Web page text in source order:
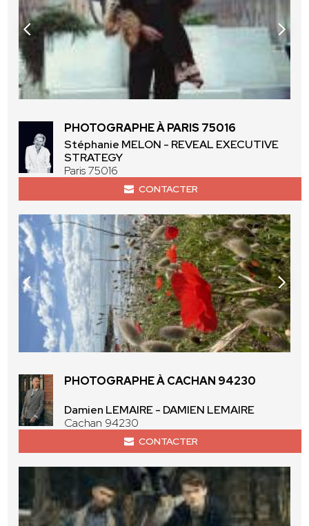
PHOTOGRAPHE À PARIS 75016
Stéphanie MELON - REVEAL EXECUTIVE
STRATEGY
Paris 75016
CONTACTER
PHOTOGRAPHE À CACHAN 94230
Damien LEMAIRE - DAMIEN LEMAIRE
Cachan 94230
CONTACTER